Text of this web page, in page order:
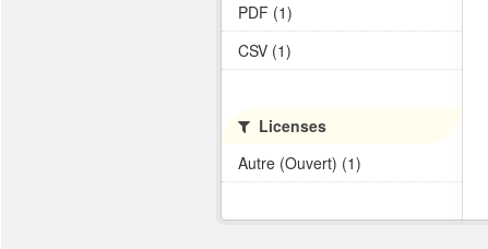
PDF (1)
CSV (1)
Licenses
Autre (Ouvert) (1)